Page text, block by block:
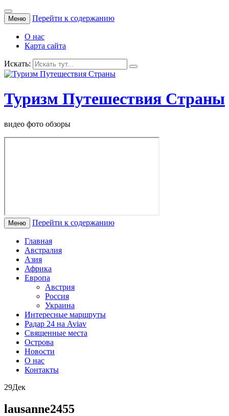
Меню Перейти к содержанию
О нас
Карта сайта
Искать:
Туризм Путешествия Страны
видео фото обзоры
Меню Перейти к содержанию
Главная
Австралия
Азия
Африка
Европа
Австрия
Россия
Украина
Интересные маршруты
Радар 24 на Aviav
Священные места
Острова
Новости
О нас
Контакты
29Дек
lausanne2455